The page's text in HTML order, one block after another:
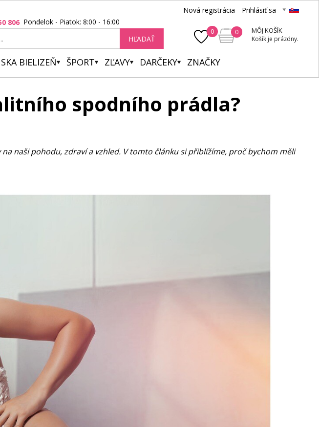
Nová registrácia Prihlásiť sa
0 0 MÔJ KOŠÍK
Košík je prázdny.
806 Pondelok - Piatok: 8:00 - 16:00
HĽADAŤ
BIELIZEŇ ŠPORT ZĽAVY DARČEKY ZNAČKY
spodního prádla?
naši pohodu, zdraví a vzhled. V tomto článku si přiblížíme, proč bychom měli